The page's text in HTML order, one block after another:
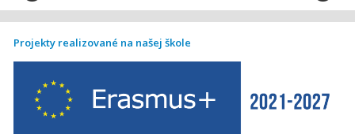
Projekty realizované na našej škole